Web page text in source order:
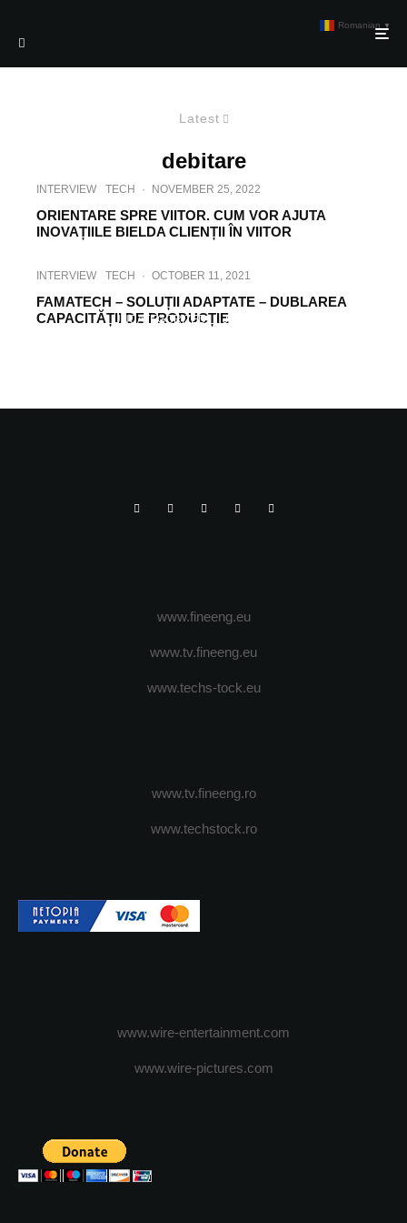
Latest
debitare
INTERVIEW TECH · NOVEMBER 25, 2022
ORIENTARE SPRE VIITOR. CUM VOR AJUTA
INOVAȚIILE BIELDA CLIENȚII ÎN VIITOR
INTERVIEW TECH · OCTOBER 11, 2021
FAMATECH – SOLUȚII ADAPTATE – DUBLAREA
CAPACITĂȚII DE PRODUCȚIE
UNCATEGORIZED JULY 21, 2020
www.fineeng.eu
www.tv.fineeng.eu
www.techs-tock.eu
www.tv.fineeng.ro
www.techstock.ro
www.wire-entertainment.com
www.wire-pictures.com
Romanian ▼